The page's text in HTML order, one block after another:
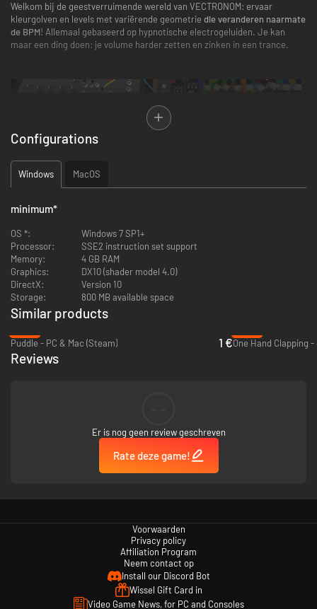
Welkom bij de geestverruimende wereld van VECTRONOM: ervaar
kleurgolven en levels met variërende geometrie die veranderen naarmate
de BPM! Allemaal gebaseerd op hypnotische electrogeluiden. Je kan
maar een ding doen: je volume harder zetten en zinken in een trance.
LOS PUZZELS OP AAN GELUIDSSNELHEID
Vind je pad door een wereld vol obstakels, houd het ritme aan bij elke
gameplay zal je in beweging houden door de steeds lastiger wordende
uitdagingen… Maar hoe lang hou jij het vol terwijl de uitdagingen
SPEEL ALLEEN OF MET VRIENDEN
Vertrek op een solo-campagne met alleen je koptelefoon als gezelschap,
of nodig enkele vrienden uit me mee te laten doen met het feestje! UNTZ
UNTZ UNTZ!
KENMERKEN
Kleurvolle, atmosferische levels met een edgy electronische
BONUS: het spel is compatibel met digitale dansmatten en MIDI
Configurations
Windows MacOS
minimum*
OS *:
Windows 7 SP1+
Processor:
SSE2 instruction set support
Memory:
4 GB RAM
Graphics:
DX10 (shader model 4.0)
DirectX:
Version 10
Storage:
800 MB available space
Similar products
Puddle - PC & Mac (Steam)
1 €One Hand Clapping -
Reviews
Er is nog geen review geschreven
Rate deze game!
Voorwaarden
Privacy policy
Affiliation Program
Neem contact op
Install our Discord Bot
Wissel Gift Card in
Video Game News, for PC and Consoles